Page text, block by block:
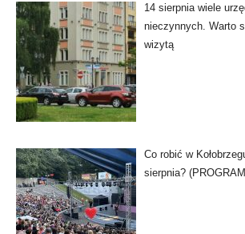
14 sierpnia wiele
nieczynnych. Warto
wizytą
Co robić w
sierpnia?